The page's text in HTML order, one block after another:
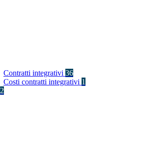
Contratti integrativi 36
Costi contratti integrativi 1
2